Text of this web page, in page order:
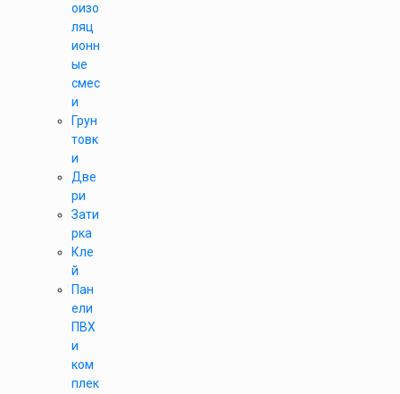
оизо
ляц
ионн
ые
смес
и
Грун
товк
и
Две
ри
Зати
рка
Кле
й
Пан
ели
ПВХ
и
ком
плек